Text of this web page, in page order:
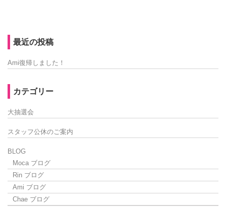
最近の投稿
Ami復帰しました！
カテゴリー
大抽選会
スタッフ公休のご案内
BLOG
Moca ブログ
Rin ブログ
Ami ブログ
Chae ブログ